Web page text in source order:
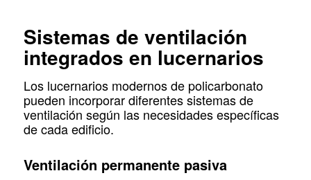
Sistemas de ventilación
integrados en lucernarios
Los lucernarios modernos de policarbonato
pueden incorporar diferentes sistemas de
ventilación según las necesidades específicas
de cada edificio.
Ventilación permanente pasiva